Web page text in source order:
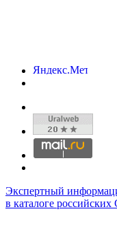
Экспертный
в каталоге